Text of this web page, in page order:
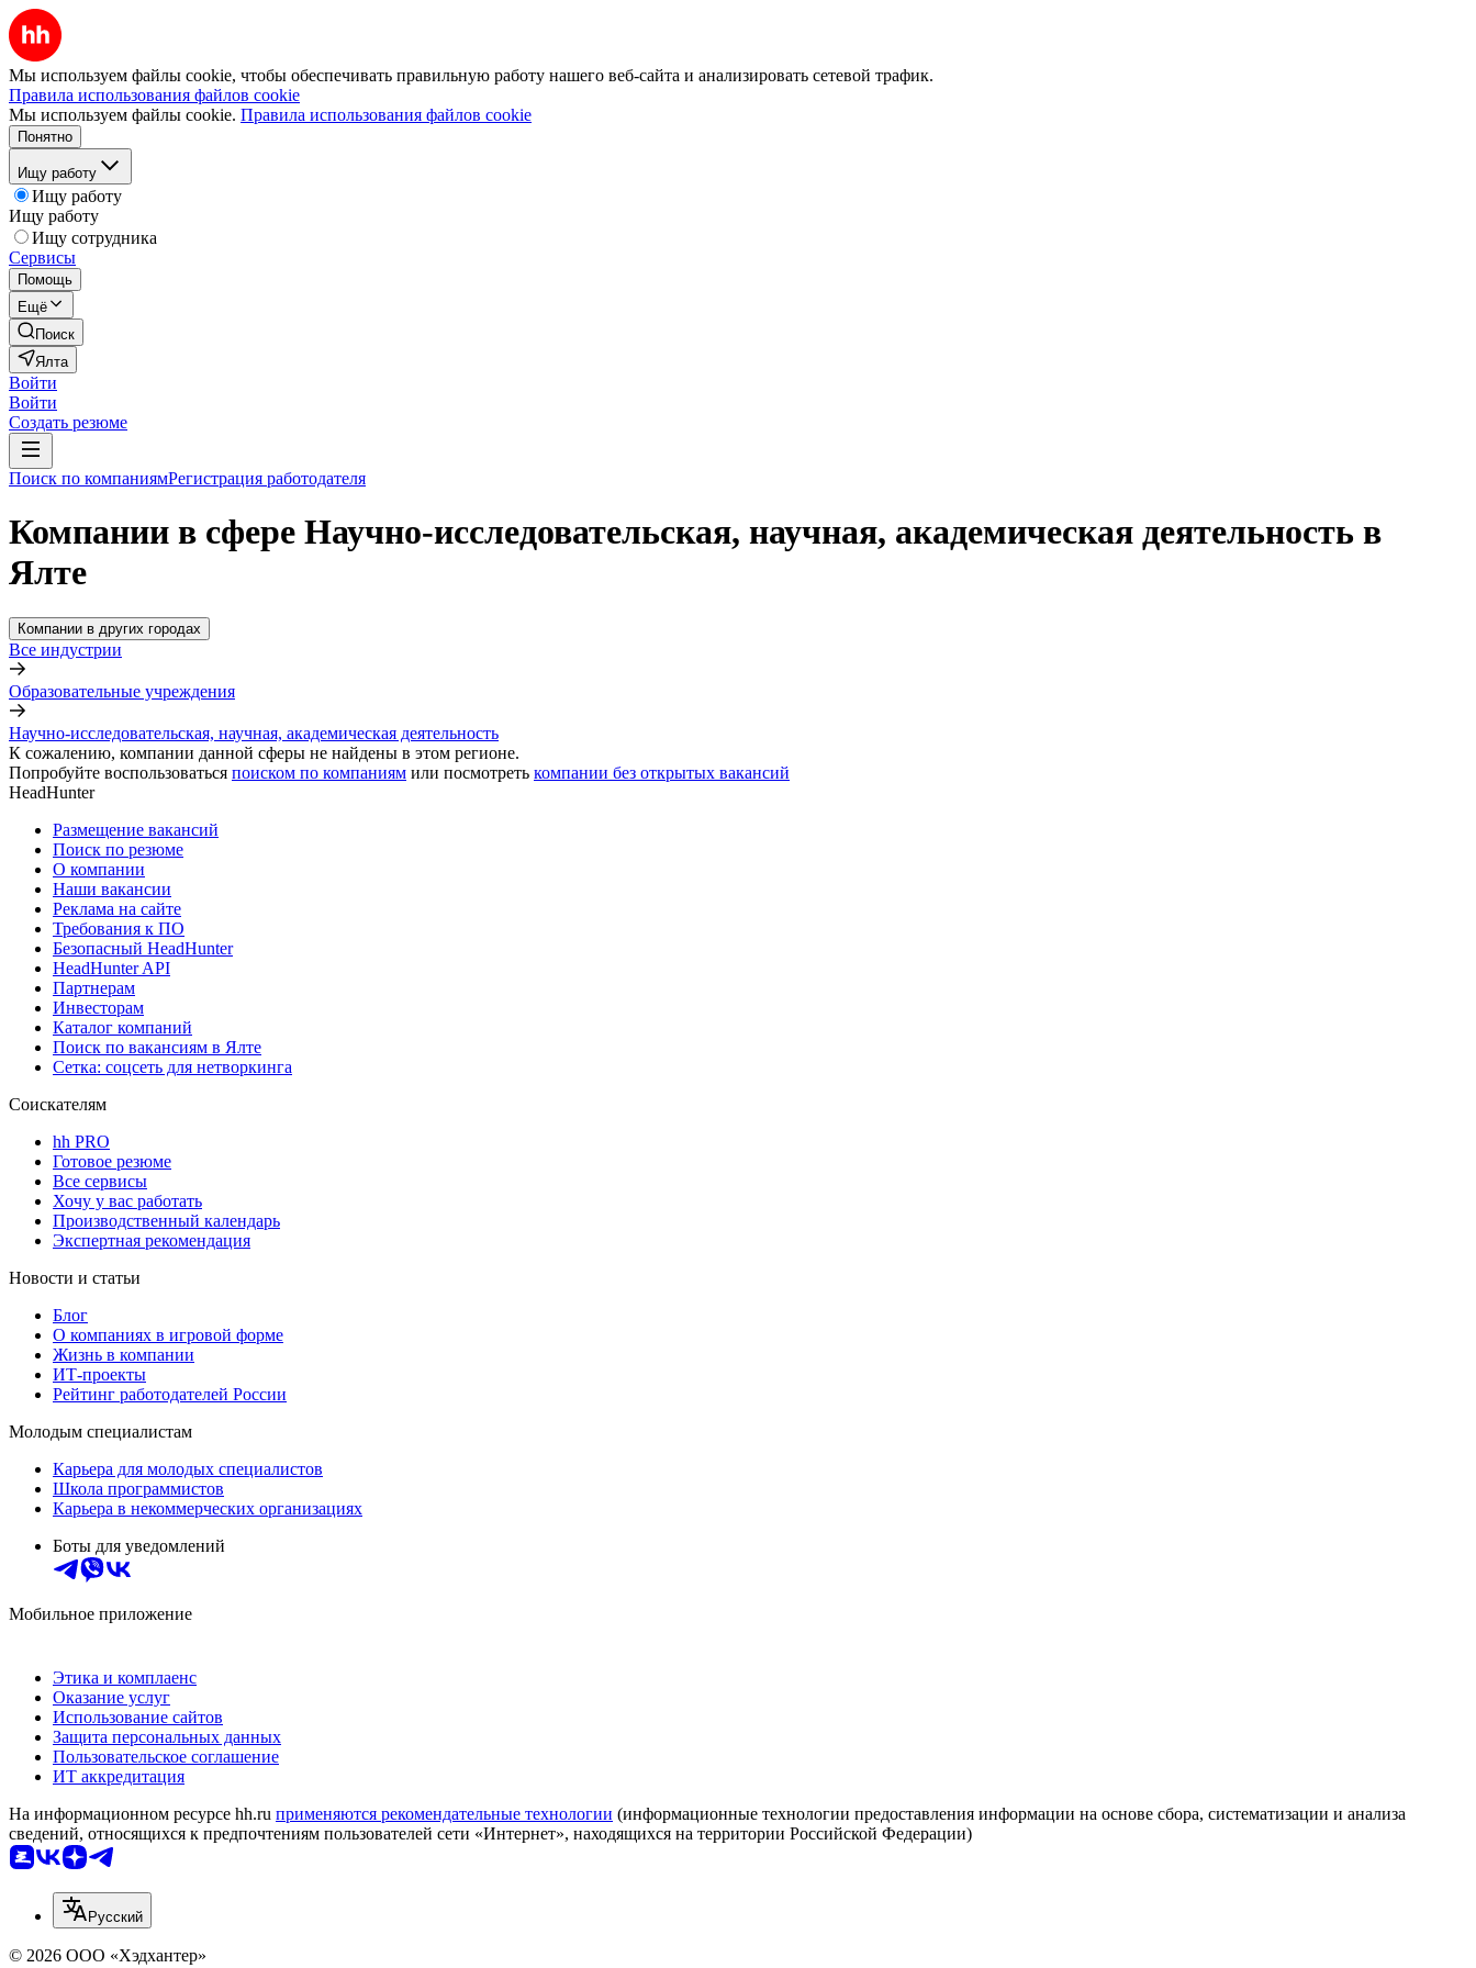
Мы используем файлы cookie, чтобы обеспечивать правильную работу нашего веб-сайта и анализировать сетевой трафик.
Правила использования файлов cookie
Мы используем файлы cookie. Правила использования файлов cookie
Понятно
Ищу работу
Ищу работу
Ищу работу
Ищу сотрудника
Сервисы
Помощь
Ещё
Поиск
Ялта
Войти
Войти
Создать резюме
Поиск по компаниямРегистрация работодателя
Компании в сфере Научно-исследовательская, научная, академическая деятельность в
Ялте
Компании в других городах
Все индустрии
Образовательные учреждения
Научно-исследовательская, научная, академическая деятельность
К сожалению, компании данной сферы не найдены в этом регионе.
Попробуйте воспользоваться поиском по компаниям или посмотреть компании без открытых вакансий
HeadHunter
Размещение вакансий
Поиск по резюме
О компании
Наши вакансии
Реклама на сайте
Требования к ПО
Безопасный HeadHunter
HeadHunter API
Партнерам
Инвесторам
Каталог компаний
Поиск по вакансиям в Ялте
Сетка: соцсеть для нетворкинга
Соискателям
hh PRO
Готовое резюме
Все сервисы
Хочу у вас работать
Производственный календарь
Экспертная рекомендация
Новости и статьи
Блог
О компаниях в игровой форме
Жизнь в компании
ИТ-проекты
Рейтинг работодателей России
Молодым специалистам
Карьера для молодых специалистов
Школа программистов
Карьера в некоммерческих организациях
Боты для уведомлений
Мобильное приложение
Этика и комплаенс
Оказание услуг
Использование сайтов
Защита персональных данных
Пользовательское соглашение
ИТ аккредитация
На информационном ресурсе hh.ru применяются рекомендательные технологии (информационные технологии предоставления информации на основе сбора, систематизации и анализа
сведений, относящихся к предпочтениям пользователей сети «Интернет», находящихся на территории Российской Федерации)
Русский
© 2026 ООО «Хэдхантер»